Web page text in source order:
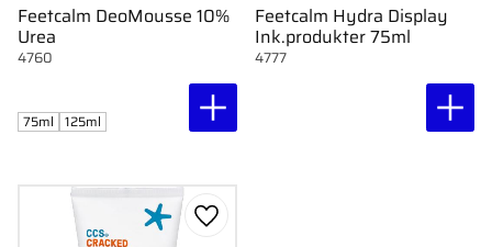
Feetcalm DeoMousse 10%
Urea
4760
75ml 125ml
Feetcalm Hydra Display
Ink.produkter 75ml
4777
Gem som favorit